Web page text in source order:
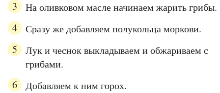
На оливковом масле начинаем жарить грибы.
Сразу же добавляем полукольца моркови.
Лук и чеснок выкладываем и обжариваем с
грибами.
Добавляем к ним горох.